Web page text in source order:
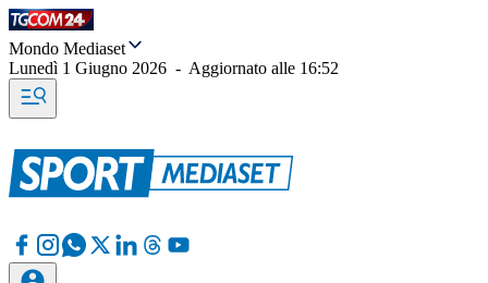
Mondo Mediaset
Lunedì 1 Giugno 2026 - Aggiornato alle 16:52